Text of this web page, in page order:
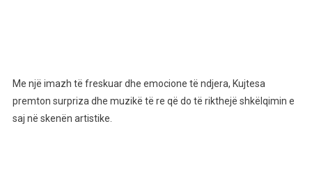
Sa
Ka
Me një imazh të freskuar dhe emocione të ndjera, Kujtesa
premton surpriza dhe muzikë të re që do të rikthejë shkëlqimin e
saj në skenën artistike.